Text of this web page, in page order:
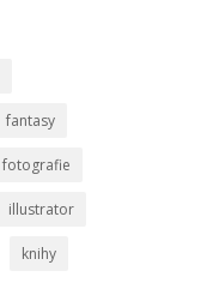
fantasy
fotografie
illustrator
knihy